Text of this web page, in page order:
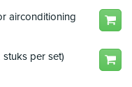
airconditioning
per set)